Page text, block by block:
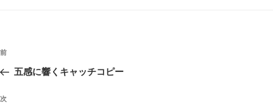
投
ビ
過
去
投
前
五感に響くキャッチコピー
次
次